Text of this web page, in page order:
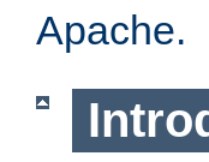
Apache.